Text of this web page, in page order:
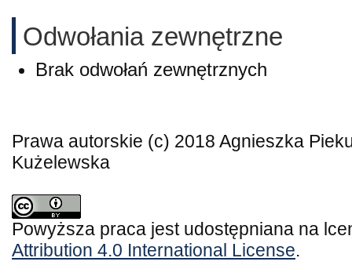
Odwołania zewnętrzne
Brak odwołań zewnętrznych
Prawa autorskie (c) 2018 Agnieszka
Kużelewska
Powyższa praca jest udostępniana na
Attribution 4.0 International License.